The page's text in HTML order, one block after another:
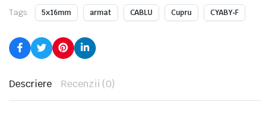
Tags: 5x16mm armat CABLU Cupru CYABY‑F
Descriere Recenzii (0)